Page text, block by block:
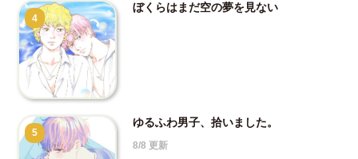
4
ぼくらはまだ空の夢を見ない
5
ゆるふわ男子、拾いました。
8/8 更新